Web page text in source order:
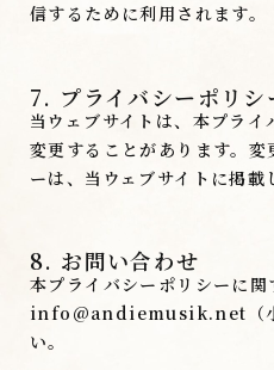
信するために利用されます。
7. プライバシーポリシ
当ウェブサイトは、本プライ
変更することがあります。
ーは、当ウェブサイトに掲載
8. お問い合わせ
本プライバシーポリシーに関
info@andiemusik.net（小
い。